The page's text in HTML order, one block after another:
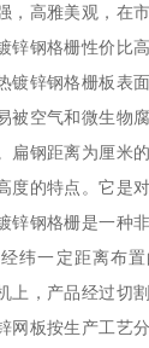
，高雅美观，在
锌钢格栅性价比
镀锌钢格栅板表
被空气和微生物
扁钢距离为厘米
度的特点。它是
锌钢格栅是一种
纬一定距离布
上，产品经过切
网板按生产工艺